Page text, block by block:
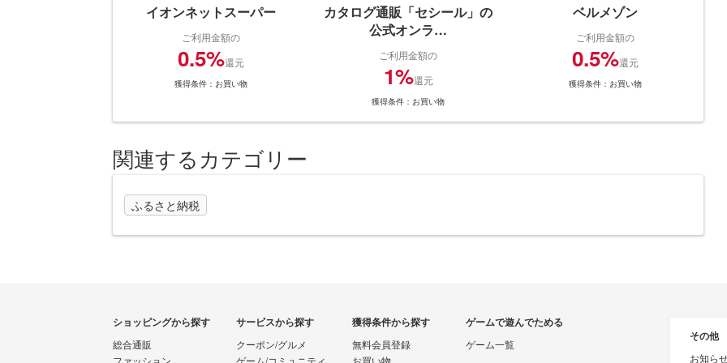
イオンネットスーパー
ご利用金額の
0.5%還元
獲得条件：お買い物
カタログ通販「セシール」の
公式オンラ…
ご利用金額の
1%還元
獲得条件：お買い物
ベルメゾン
ご利用金額の
0.5%還元
獲得条件：お買い物
関連するカテゴリー
ふるさと納税
ショッピングから探す
総合通販
ファッション
サービスから探す
クーポン/グルメ
ゲーム/コミュニティ
獲得条件から探す
無料会員登録
お買い物
ゲームで遊んでためる
ゲーム一覧
その他
お知ら